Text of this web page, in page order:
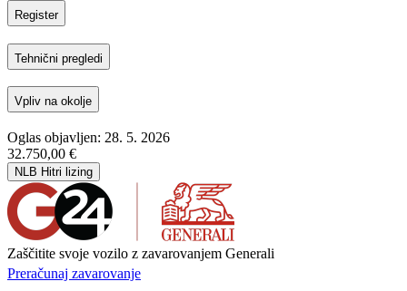
Register
Tehnični pregledi
Vpliv na okolje
Oglas objavljen: 28. 5. 2026
32.750,00 €
NLB Hitri lizing
Zaščitite svoje vozilo z zavarovanjem Generali
Preračunaj zavarovanje